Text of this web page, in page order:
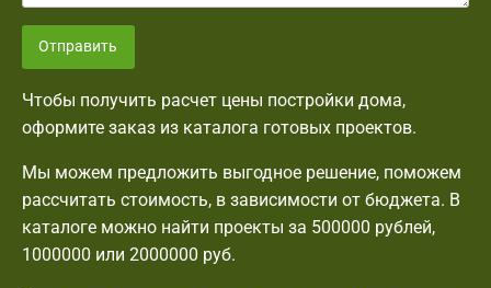
Отправить
Чтобы получить расчет цены постройки дома,
оформите заказ из каталога готовых проектов.
Мы можем предложить выгодное решение, поможем
рассчитать стоимость, в зависимости от бюджета. В
каталоге можно найти проекты за 500000 рублей,
1000000 или 2000000 руб.